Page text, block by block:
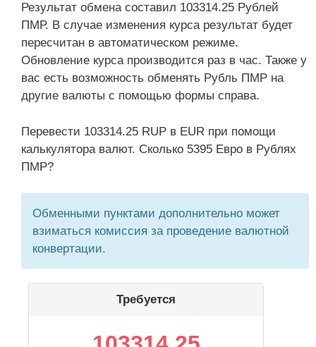
Результат обмена составил 103314.25 Рублей
ПМР. В случае изменения курса результат будет
пересчитан в автоматическом режиме.
Обновление курса производится раз в час. Также у
вас есть возможность обменять Рубль ПМР на
другие валюты с помощью формы справа.
Перевести 103314.25 RUP в EUR при помощи
калькулятора валют. Сколько 5395 Евро в Рублях
ПМР?
Обменными пунктами дополнительно может
взиматься комиссия за проведение валютной
конвертации.
Требуется